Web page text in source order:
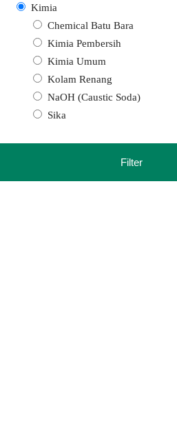
Kimia
Chemical Batu Bara
Kimia Pembersih
Kimia Umum
Kolam Renang
NaOH (Caustic Soda)
Sika
Filter